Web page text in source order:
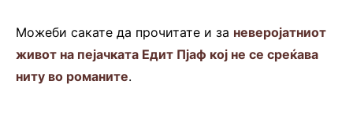
Можеби сакате да прочитате и за неверојатниот
живот на пејачката Едит Пјаф кој не се среќава
ниту во романите.